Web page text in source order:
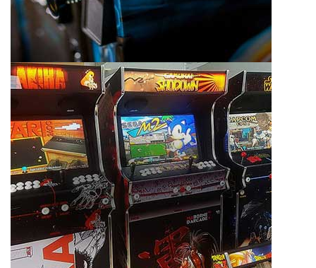
BABY FOOT PETIOT 200
LAQUÉ BLANC SATINÉ N° 266
2 260,00 €